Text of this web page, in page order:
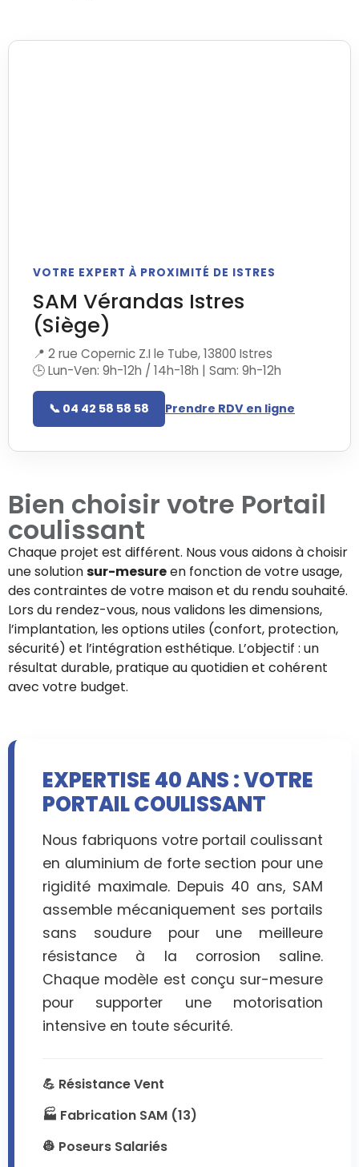
VOTRE EXPERT À PROXIMITÉ DE ISTRES
SAM Vérandas Istres
(Siège)
📍 2 rue Copernic Z.I le Tube, 13800 Istres
🕒 Lun-Ven: 9h-12h / 14h-18h | Sam: 9h-12h
📞 04 42 58 58 58 Prendre RDV en ligne
Bien choisir votre Portail
coulissant
Chaque projet est différent. Nous vous aidons à choisir
une solutionsur-mesureen fonction de votre usage,
des contraintes de votre maison et du rendu souhaité.
Lors du rendez-vous, nous validons les dimensions,
l’implantation, les options utiles (confort, protection,
sécurité) et l’intégration esthétique. L’objectif : un
résultat durable, pratique au quotidien et cohérent
avec votre budget.
EXPERTISE 40 ANS : VOTRE
PORTAIL COULISSANT
Nous fabriquons votre portail coulissant
en aluminium de forte section pour une
rigidité maximale. Depuis 40 ans, SAM
assemble mécaniquement ses portails
sans soudure pour une meilleure
résistance à la corrosion saline.
Chaque modèle est conçu sur-mesure
pour supporter une motorisation
intensive en toute sécurité.
💪 Résistance Vent
🏭 Fabrication SAM (13)
👷 Poseurs Salariés